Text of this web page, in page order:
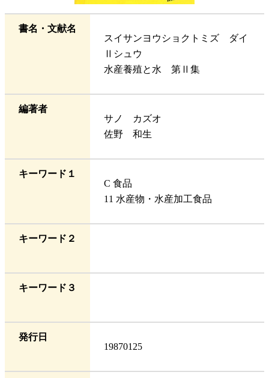
書名・文献名
スイサンヨウショクトミズ ダイ
Ⅱシュウ
水産養殖と水 第Ⅱ集
編著者
サノ カズオ
佐野 和生
キーワード１
C 食品
11 水産物・水産加工食品
キーワード２
キーワード３
発行日
19870125